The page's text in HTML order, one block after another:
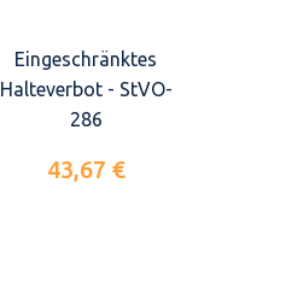
Eingeschränktes
Halteverbot - StVO-
286
43,67 €